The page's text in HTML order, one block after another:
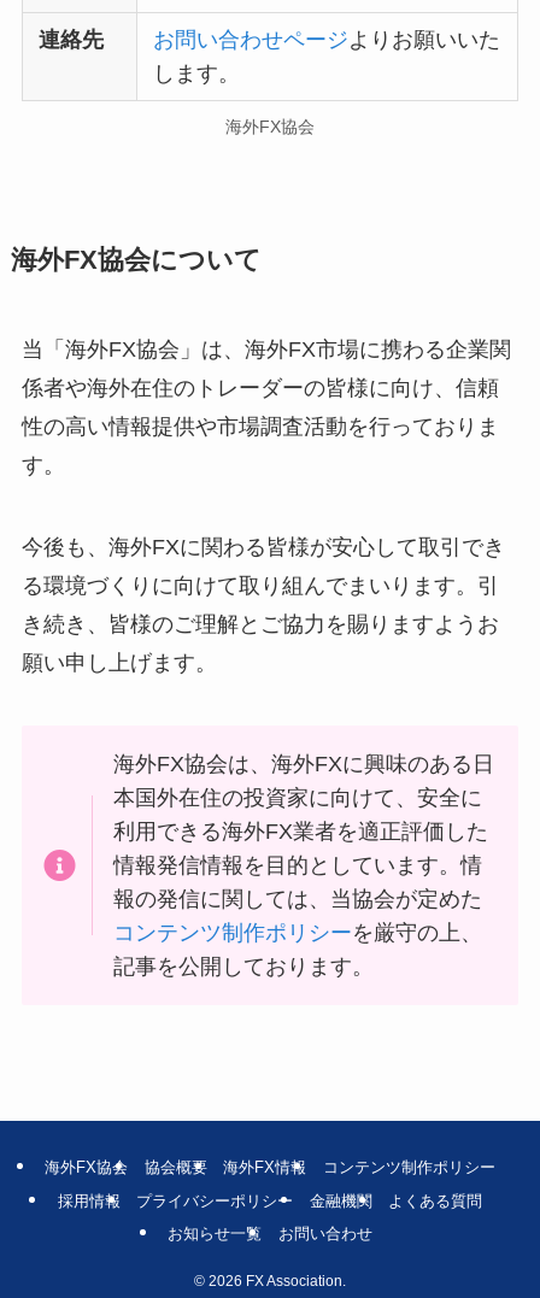
連絡先 お問い合わせページよりお願いいた
します。
海外FX協会
海外FX協会について
当「海外FX協会」は、海外FX市場に携わる企業関
係者や海外在住のトレーダーの皆様に向け、信頼
性の高い情報提供や市場調査活動を行っておりま
す。
今後も、海外FXに関わる皆様が安心して取引でき
る環境づくりに向けて取り組んでまいります。引
き続き、皆様のご理解とご協力を賜りますようお
願い申し上げます。
海外FX協会は、海外FXに興味のある日
本国外在住の投資家に向けて、安全に
利用できる海外FX業者を適正評価した
情報発信情報を目的としています。情
報の発信に関しては、当協会が定めた
コンテンツ制作ポリシーを厳守の上、
記事を公開しております。
海外FX協会 協会概要 海外FX情報
コンテンツ制作ポリシー
採用情報
プライバシーポリシー 金融機関
よくある質問
お知らせ一覧
お問い合わせ
© 2026 FX Association.